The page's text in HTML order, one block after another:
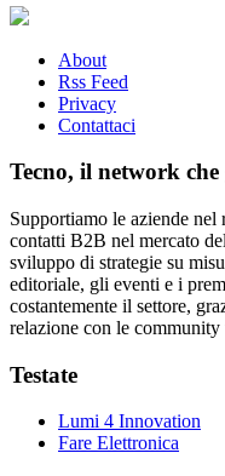
About
Rss Feed
Privacy
Contattaci
Tecno, il network
Supportiamo le aziende
contatti B2B nel mercato
sviluppo di strategie su
editoriale, gli eventi e i
costantemente il settore,
relazione con le
Testate
Lumi 4 Innovation
Fare Elettronica